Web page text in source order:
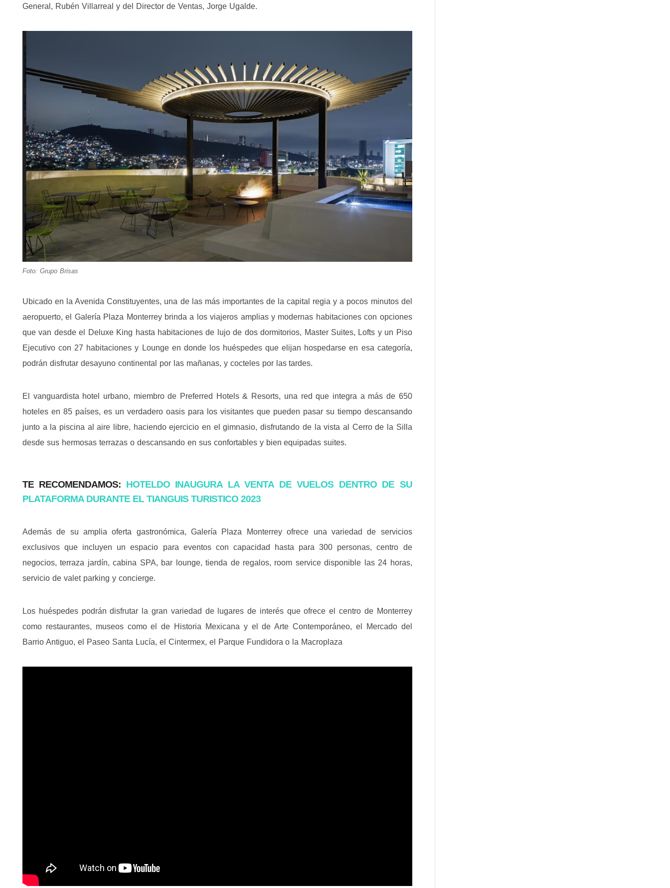
General, Rubén Villarreal y del Director de Ventas, Jorge Ugalde.
Foto: Grupo Brisas
Ubicado en la Avenida Constituyentes, una de las más importantes de la capital regia y a pocos minutos del
aeropuerto, el Galería Plaza Monterrey brinda a los viajeros amplias y modernas habitaciones con opciones
que van desde el Deluxe King hasta habitaciones de lujo de dos dormitorios, Master Suites, Lofts y un Piso
Ejecutivo con 27 habitaciones y Lounge en donde los huéspedes que elijan hospedarse en esa categoría,
podrán disfrutar desayuno continental por las mañanas, y cocteles por las tardes.
El vanguardista hotel urbano, miembro de Preferred Hotels & Resorts, una red que integra a más de 650
hoteles en 85 países, es un verdadero oasis para los visitantes que pueden pasar su tiempo descansando
junto a la piscina al aire libre, haciendo ejercicio en el gimnasio, disfrutando de la vista al Cerro de la Silla
desde sus hermosas terrazas o descansando en sus confortables y bien equipadas suites.
TE RECOMENDAMOS: HOTELDO INAUGURA LA VENTA DE VUELOS DENTRO DE SU
PLATAFORMA DURANTE EL TIANGUIS TURISTICO 2023
Además de su amplia oferta gastronómica, Galería Plaza Monterrey ofrece una variedad de servicios
exclusivos que incluyen un espacio para eventos con capacidad hasta para 300 personas, centro de
negocios, terraza jardín, cabina SPA, bar lounge, tienda de regalos, room service disponible las 24 horas,
servicio de valet parking y concierge.
Los huéspedes podrán disfrutar la gran variedad de lugares de interés que ofrece el centro de Monterrey
como restaurantes, museos como el de Historia Mexicana y el de Arte Contemporáneo, el Mercado del
Barrio Antiguo, el Paseo Santa Lucía, el Cintermex, el Parque Fundidora o la Macroplaza